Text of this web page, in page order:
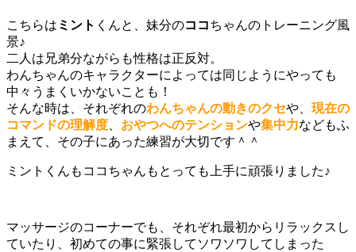
こちらは ミント くんと、妹分のココちゃんのトレーニング風
景♪
二人は兄弟分ながらも性格は正反対。
わんちゃんのキャラクターによっては同じようにやっても
中々うまくいかないことも！
そんな時は、それぞれのわんちゃんの動きのクセや、 現在の
コマンドの理解度
おやつへのテンションや集中力などもふ
まえて、その子にあった練習が大切です＾＾
ミントくんもココちゃんもとっても上手に頑張りました♪
マッサージのコーナーでも、それぞれ最初からリラックスし
ていたり、初めての事に緊張してソワソワしてしまった